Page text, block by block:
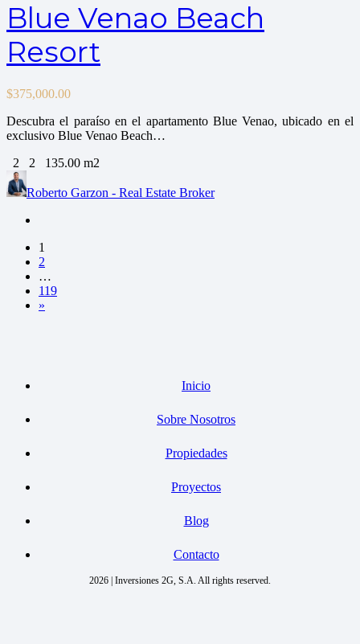
Blue Venao Beach
Resort
$375,000.00
Descubra el paraíso en el apartamento Blue Venao, ubicado en el
exclusivo Blue Venao Beach…
2
2 135.00 m2
Roberto Garzon - Real Estate Broker
1
2
…
119
»
Inicio
Sobre Nosotros
Propiedades
Proyectos
Blog
Contacto
2026 | Inversiones 2G, S.A. All rights reserved.